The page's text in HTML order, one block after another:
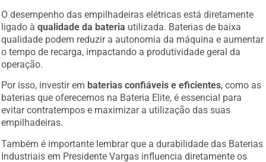
O desempenho das empilhadeiras elétricas está diretamente
ligado àqualidade da bateria utilizada. Baterias de baixa
qualidade podem reduzir a autonomia da máquina e aumentar
o tempo de recarga, impactando a produtividade geral da
operação.
Por isso, investir em baterias confiáveis e eficientes, como as
baterias que oferecemos na Bateria Elite, é essencial para
evitar contratempos e maximizar a utilização das suas
empilhadeiras.
Também é importante lembrar que a durabilidade das Baterias
Industriais em Presidente Vargas influencia diretamente os